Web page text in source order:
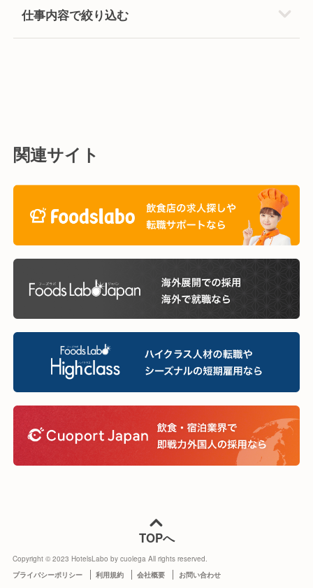
仕事内容で絞り込む
関連サイト
TOPへ
Copyright © 2023 HotelsLabo by cuolega All rights reserved.
プライバシーポリシー
利用規約 会社概要 お問い合わせ